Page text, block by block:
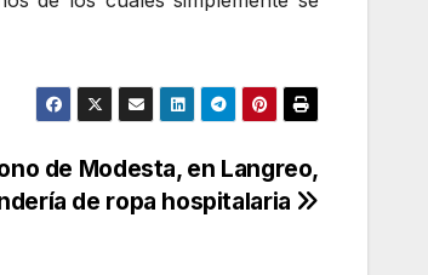
de Modesta, en Langreo,
de ropa hospitalaria